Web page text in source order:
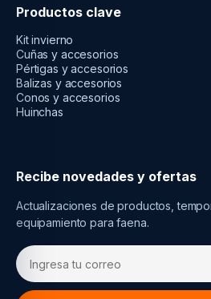
Productos clave
Kit invierno
Cuñas y accesorios
Pértigas y accesorios
Balizas y accesorios
Conos y accesorios
Huinchas
Recibe novedades y ofertas
Actualizaciones de productos,
equipamiento para faena.